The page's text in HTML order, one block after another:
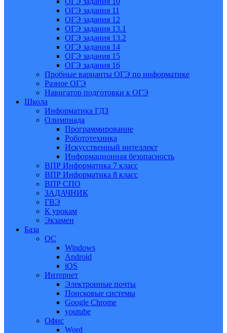
ОГЭ задания 11
ОГЭ задания 12
ОГЭ задания 13.1
ОГЭ задания 13.2
ОГЭ задания 14
ОГЭ задания 15
ОГЭ задания 16
Пробные варианты ОГЭ по информатике
Разное ОГЭ
Навигатор подготовки к ОГЭ
Школа
Информатика ГДЗ
Олимпиада
Программирование
Робототехника
Искусственный интеллект
Информационная безопасность
ВПР Информатика 7 класс
ВПР Информатика 8 класс
ВПР СПО
ЗАДАЧНИК
ГВЭ
К урокам
Экзамен
База
ОС
Windows
Android
iOS
Интернет
Электронные почты
Поисковые системы
Google Chrome
youtube
Офис
Word